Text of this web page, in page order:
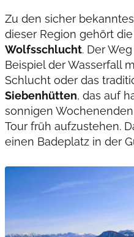
Zu den sicher
dieser Region gehört die
Wolfsschlucht. Der
Beispiel der Wasserfall
Schlucht oder das
Siebenhütten, das auf
sonnigen
Tour früh aufzustehen.
einen Badeplatz in der